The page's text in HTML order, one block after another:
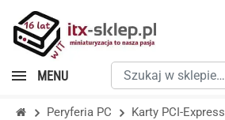
Szukaj
w
sklepie…
MENU
Peryferia PC
Karty PCI-Express